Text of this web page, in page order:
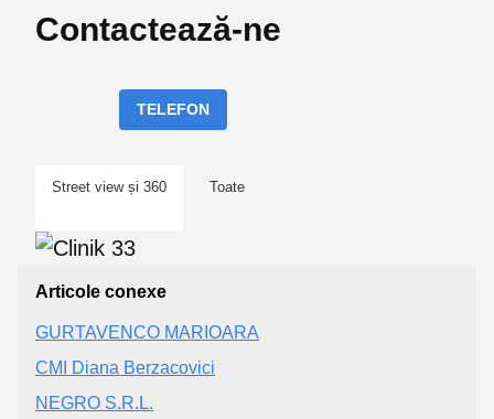
Contactează-ne
TELEFON
Street view și 360 Toate
Articole conexe
GURTAVENCO MARIOARA
CMI Diana Berzacovici
NEGRO S.R.L.